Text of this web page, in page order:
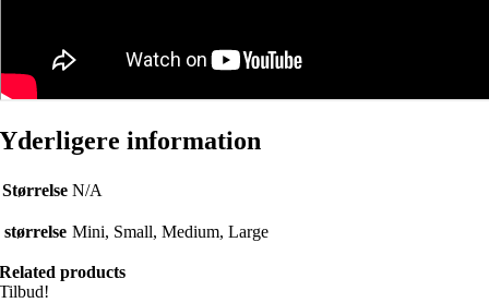
Yderligere information
Størrelse N/A
størrelse Mini, Small, Medium, Large
Related products
Tilbud!